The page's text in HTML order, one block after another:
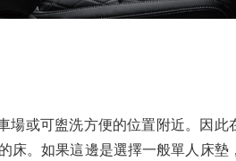
場或可盥洗方便的位置附近。因此
床。如果這邊是選擇一般單人床墊